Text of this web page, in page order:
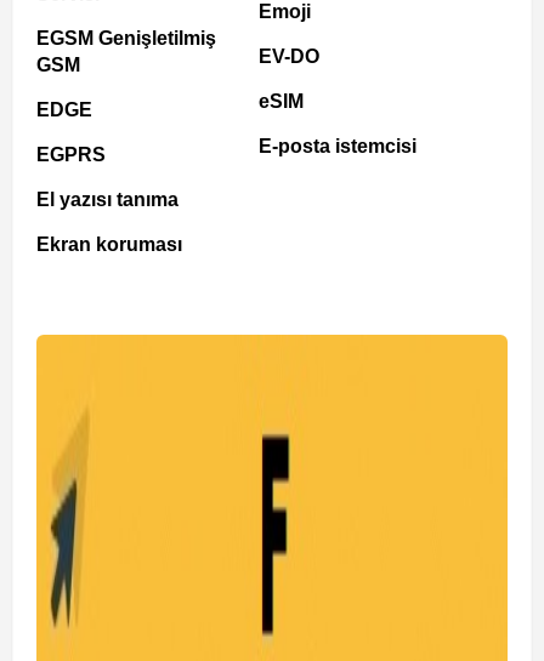
EGSM Genişletilmiş
GSM
EDGE
EGPRS
El yazısı tanıma
Ekran koruması
Emoji
EV-DO
eSIM
E-posta istemcisi